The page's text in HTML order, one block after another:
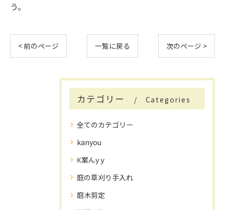
う。
< 前のページ 一覧に戻る 次のページ >
カテゴリー Categories
全てのカテゴリー
kanyou
K案んyｙ
庭の草刈り手入れ
庭木剪定